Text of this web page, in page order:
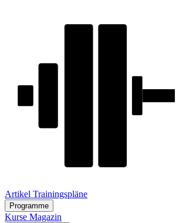
Artikel Trainingspläne
Programme
Kurse Magazin